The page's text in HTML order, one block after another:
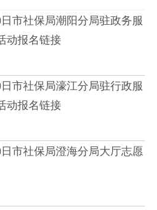
市社保局潮阳分局驻政务服
动报名链接
市社保局濠江分局驻行政服
动报名链接
市社保局澄海分局大厅志愿